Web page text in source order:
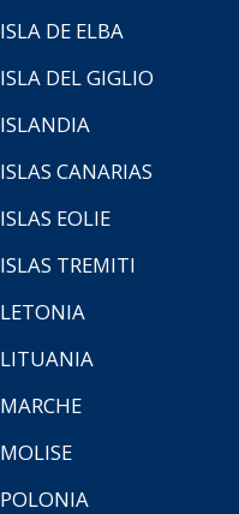
ISLA DE ELBA
ISLA DEL GIGLIO
ISLANDIA
ISLAS CANARIAS
ISLAS EOLIE
ISLAS TREMITI
LETONIA
LITUANIA
MARCHE
MOLISE
POLONIA